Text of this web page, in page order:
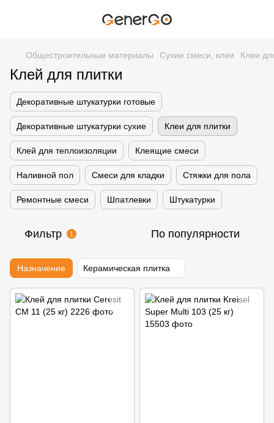
Общестроительные материалы Сухие смеси, клеи Клеи
Клей для плитки
Декоративные штукатурки готовые
Декоративные штукатурки сухие Клеи для плитки
Клей для теплоизоляции Клеящие смеси
Наливной пол Смеси для кладки Стяжки для пола
Ремонтные смеси Шпатлевки Штукатурки
Фильтр 1 По популярности
Назначение Керамическая плитка